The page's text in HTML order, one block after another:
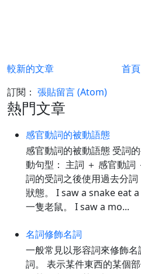
較新的文章
首頁
訂閱： 張貼留言 (Atom)
熱門文章
感官動詞的被動語態
感官動詞的被動語態 受詞
動句型： 主詞 ＋ 感官動詞
詞的受詞之後使用過去分
狀態。 I saw a snake eat
一隻老鼠。 I saw a mo...
名詞修飾名詞
一般常見以形容詞來修飾
詞。 表示某件東西的某個